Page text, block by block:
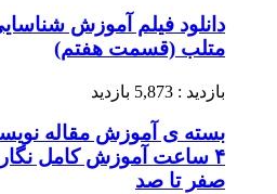
متلب (قسمت هفتم)
بازدید : 5,873 بازدید
۴ ساعت آموزش کامل
صفر تا صد